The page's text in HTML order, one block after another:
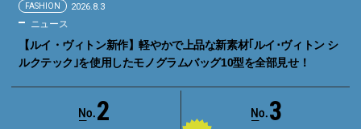
FASHION 2026.8.3
ニュース
【ルイ・ヴィトン新作】軽やかで上品な新素材｢ルイ･ヴィトン シ
ルクテック｣を使用したモノグラムバッグ10型を全部見せ！
2 3